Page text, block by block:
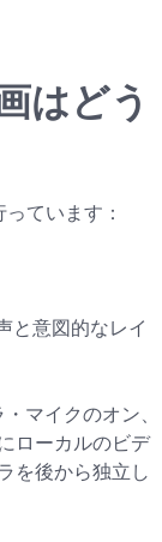
はどう
ています：
と意図的なレイ
マイクのオン、
ローカルのビデ
を後から独立し